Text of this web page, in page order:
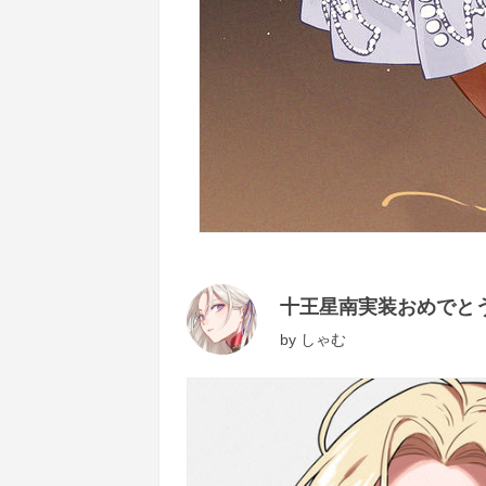
十王星南実装おめでと
by しゃむ